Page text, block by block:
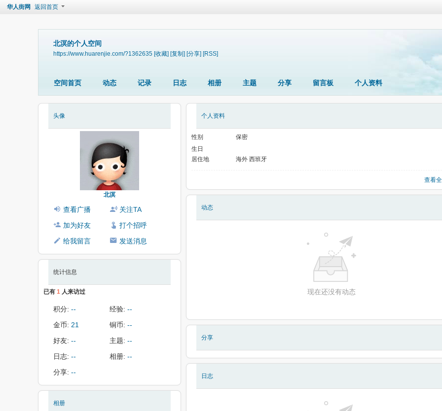
华人街网 返回首页
北溟的个人空间
https://www.huarenjie.com/?1362635 [收藏] [复制] [分享] [RSS]
空间首页 动态 记录 日志 相册 主题 分享 留言板 个人资料
头像
北溟
查看广播
关注TA
加为好友
打个招呼
给我留言
发送消息
统计信息
已有 1 人来访过
积分: -- 经验: --
金币: 21 铜币: --
好友: -- 主题: --
日志: -- 相册: --
分享: --
相册
个人资料
性别
保密
生日
居住地
海外 西班牙
查看
动态
现在还没有动态
分享
日志